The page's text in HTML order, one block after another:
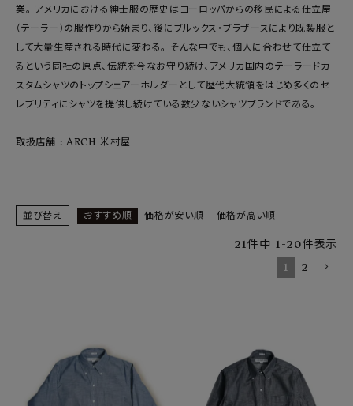
CONTENTS
SHOP
INFORMATION
ご利用ガイド
特定商取引法について
ログイン person
業。 アメリカにおける紳士服の歴史はヨーロッパからの移民による仕立屋
（テーラー）の服作りから始まり、後にブルックス・ブラザースにより既製服と
して大量生産される時代に変わる。 そんな中でも、個人に合わせて仕立て
るという同社の原点、伝統を今なお守り続け、アメリカ国内のテーラードカ
スタムシャツのトップシェアーホルダーとして歴代大統領をはじめ多くのセ
レブリティにシャツを提供し続けている数少ないシャツブランドである。
取扱店舗 : ARCH 米村屋
並び替え おすすめ順 価格が安い順 価格が高い順
21件中 1-20件表示
1
2